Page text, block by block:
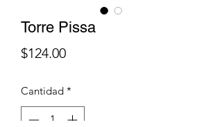
Torre Pissa
$124.00Precio
Cantidad *